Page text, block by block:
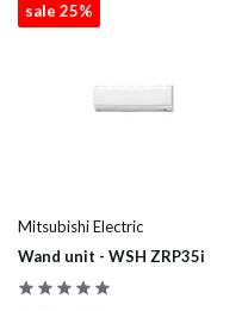
sale 25%
Mitsubishi Electric
Wand unit - WSH ZRP35i